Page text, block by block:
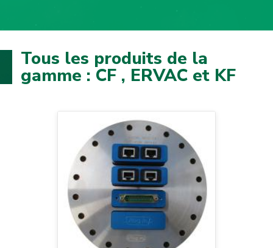
Tous les produits de la
gamme : CF , ERVAC et KF